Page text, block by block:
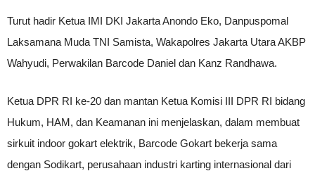
Turut hadir Ketua IMI DKI Jakarta Anondo Eko, Danpuspomal
Laksamana Muda TNI Samista, Wakapolres Jakarta Utara AKBP
Wahyudi, Perwakilan Barcode Daniel dan Kanz Randhawa.
Ketua DPR RI ke-20 dan mantan Ketua Komisi III DPR RI bidang
Hukum, HAM, dan Keamanan ini menjelaskan, dalam membuat
sirkuit indoor gokart elektrik, Barcode Gokart bekerja sama
dengan Sodikart, perusahaan industri karting internasional dari